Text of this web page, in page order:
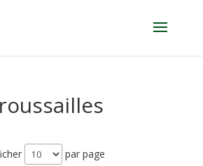
par page